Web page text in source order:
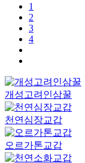
1
2
3
4
개성고려인삼꿀
천연심장교갑
오르가톤교갑